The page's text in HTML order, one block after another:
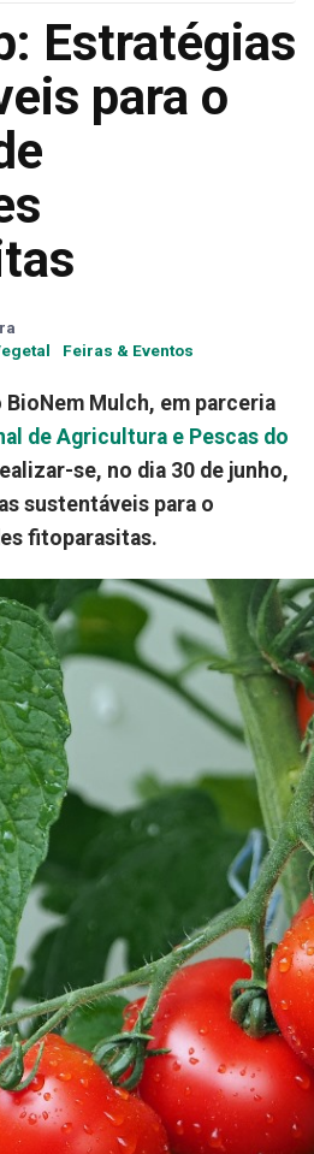
Estratégias
para o
Feiras & Eventos
Mulch, em parceria
de Agricultura e Pescas do
se, no dia 30 de junho,
sustentáveis para o
fitoparasitas.